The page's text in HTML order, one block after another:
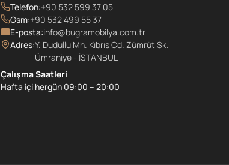
Telefon:+90 532 599 37 05
Gsm:+90 532 499 55 37
E-posta:info@bugramobilya.com.tr
Adres:Y. Dudullu Mh. Kıbrıs Cd. Zümrüt Sk.
Ümraniye - İSTANBUL
Çalışma Saatleri
Hafta içi hergün 09:00 – 20:00